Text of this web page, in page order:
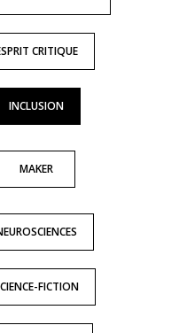
CRITIQUE
INCLUSION
MAKER
FICTION